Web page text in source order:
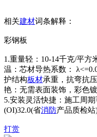
相关建材词条解释：
彩钢板
1.重量轻：10-14千克/平方
温：芯材导热系数：
护结构板材承重，抗弯抗
艳：无需表面装饰，彩色
5.安装灵活快捷：施工周期
(OI)32.0(省消防产品质检站)
打赏